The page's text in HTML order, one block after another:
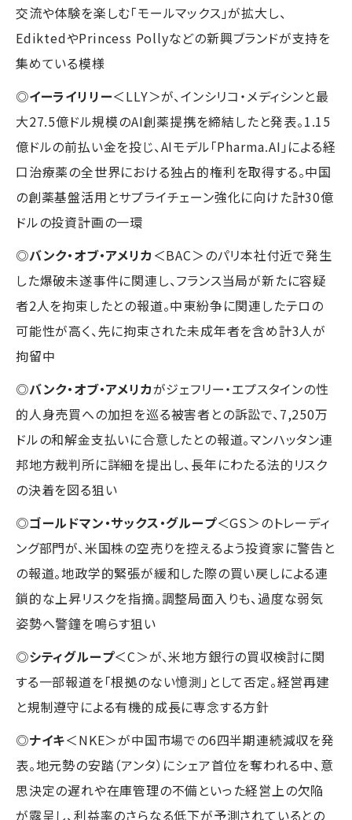
交流や体験を楽しむ「モールマックス」が拡大し、
EdiktedやPrincess Pollyなどの新興ブランドが支持を
集めている模様
◎イーライリリー＜LLY＞が、インシリコ・メディシンと最
大27.5億ドル規模のAI創薬提携を締結したと発表。1.15
億ドルの前払い金を投じ、AIモデル「Pharma.AI」による経
口治療薬の全世界における独占的権利を取得する。中国
の創薬基盤活用とサプライチェーン強化に向けた計30億
ドルの投資計画の一環
◎バンク・オブ・アメリカ ＜BAC＞のパリ本社付近で発生
した爆破未遂事件に関連し、フランス当局が新たに容疑
者2人を拘束したとの報道。中東紛争に関連したテロの
可能性が高く、先に拘束された未成年者を含め計3人が
拘留中
◎バンク・オブ・アメリカがジェフリー・エプスタインの性
的人身売買への加担を巡る被害者との訴訟で、7,250万
ドルの和解金支払いに合意したとの報道。マンハッタン連
邦地方裁判所に詳細を提出し、長年にわたる法的リスク
の決着を図る狙い
◎ゴールドマン・サックス・グループ＜GS＞のトレーディ
ング部門が、米国株の空売りを控えるよう投資家に警告と
の報道。地政学的緊張が緩和した際の買い戻しによる連
鎖的な上昇リスクを指摘。調整局面入りも、過度な弱気
姿勢へ警鐘を鳴らす狙い
◎シティグループ＜C＞が、米地方銀行の買収検討に関
する一部報道を「根拠のない憶測」として否定。経営再建
と規制遵守による有機的成長に専念する方針
◎ナイキ＜NKE＞が中国市場での6四半期連続減収を発
表。地元勢の安踏（アンタ）にシェア首位を奪われる中、意
思決定の遅れや在庫管理の不備といった経営上の欠陥
が露呈し、利益率のさらなる低下が予測されているとの